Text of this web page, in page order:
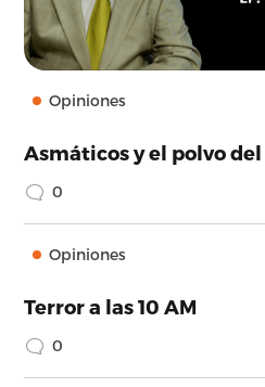
Opiniones
Asmáticos y el polvo del
0
Opiniones
Terror a las 10 AM
0